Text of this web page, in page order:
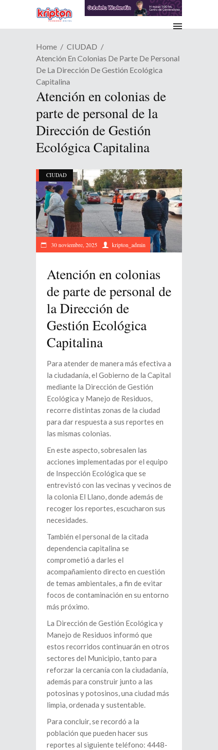
Home
CIUDAD
Atención En Colonias De Parte De Personal
De La Dirección De Gestión Ecológica
Capitalina
Atención en colonias de
parte de personal de la
Dirección de Gestión
Ecológica Capitalina
CIUDAD
30 noviembre, 2025 kripton_admin
Atención en colonias
de parte de personal de
la Dirección de
Gestión Ecológica
Capitalina
Para atender de manera más efectiva a
la ciudadanía, el Gobierno de la Capital
mediante la Dirección de Gestión
Ecológica y Manejo de Residuos,
recorre distintas zonas de la ciudad
para dar respuesta a sus reportes en
las mismas colonias.
En este aspecto, sobresalen las
acciones implementadas por el equipo
de Inspección Ecológica que se
entrevistó con las vecinas y vecinos de
la colonia El Llano, donde además de
recoger los reportes, escucharon sus
necesidades.
También el personal de la citada
dependencia capitalina se
comprometió a darles el
acompañamiento directo en cuestión
de temas ambientales, a fin de evitar
focos de contaminación en su entorno
más próximo.
La Dirección de Gestión Ecológica y
Manejo de Residuos informó que
estos recorridos continuarán en otros
sectores del Municipio, tanto para
reforzar la cercanía con la ciudadanía,
además para construir junto a las
potosinas y potosinos, una ciudad más
limpia, ordenada y sustentable.
Para concluir, se recordó a la
población que pueden hacer sus
reportes al siguiente teléfono: 4448-